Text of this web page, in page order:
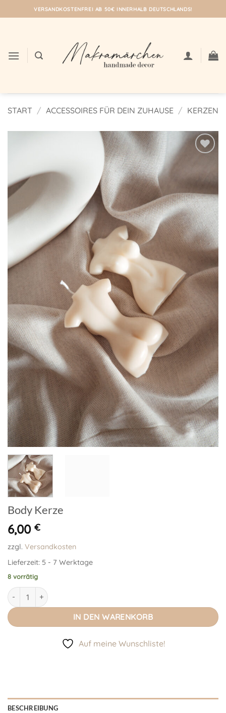
Inhalt
VERSANDKOSTENFREI AB 50€ INNERHALB DEUTSCHLANDS!
START / ACCESSOIRES FÜR DEIN ZUHAUSE / KERZEN
Body Kerze
6,00 €
zzgl. Versandkosten
Lieferzeit: 5 - 7 Werktage
8 vorrätig
Body Kerze Menge
IN DEN WARENKORB
Auf meine Wunschliste!
BESCHREIBUNG